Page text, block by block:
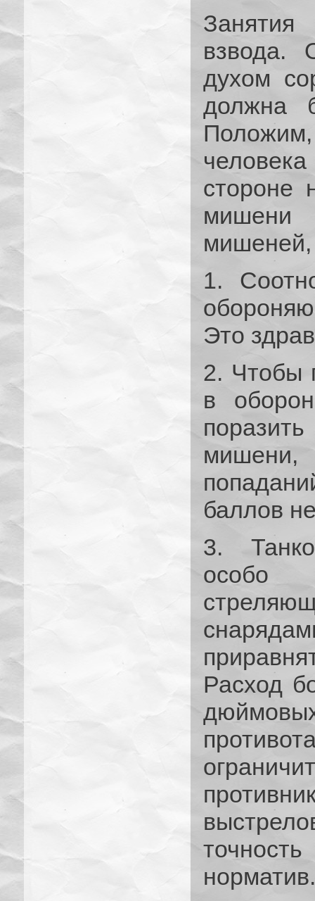
взвода.
духом
должна
стороне
мишени
мишеней,
1.
Это
2. Чтобы
в
баллов
3.
особо
Расход
норматив.